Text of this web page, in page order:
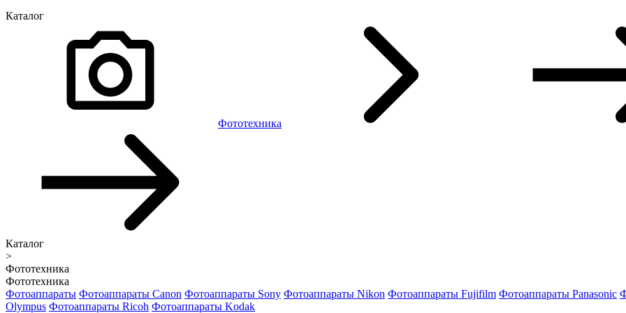
Каталог
Фототехника
Каталог
>
Фототехника
Фототехника
Фотоаппараты Фотоаппараты Canon Фотоаппараты Sony Фотоаппараты Nikon Фотоаппараты Fujifilm Фотоаппараты Panasonic
Olympus Фотоаппараты Ricoh Фотоаппараты Kodak